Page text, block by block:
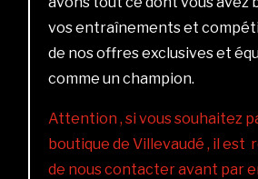
vos entraînements et
de nos offres exclusives et
comme un champion.
Attention , si vous souhaitez
boutique de Villevaudé , il est
de nous contacter avant par